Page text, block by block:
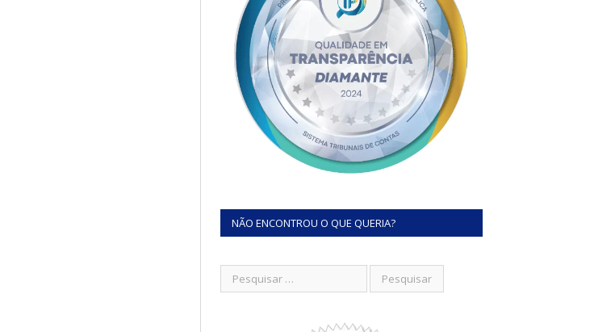
NÃO ENCONTROU O QUE QUERIA?